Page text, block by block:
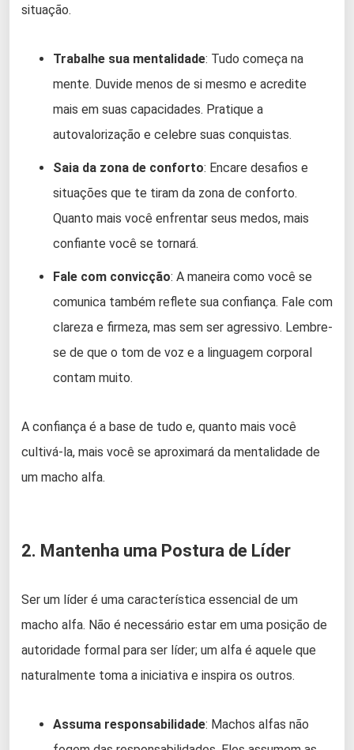
situação.
Trabalhe sua mentalidade: Tudo começa na
mente. Duvide menos de si mesmo e acredite
mais em suas capacidades. Pratique a
autovalorização e celebre suas conquistas.
Saia da zona de conforto: Encare desafios e
situações que te tiram da zona de conforto.
Quanto mais você enfrentar seus medos, mais
confiante você se tornará.
Fale com convicção: A maneira como você se
comunica também reflete sua confiança. Fale com
clareza e firmeza, mas sem ser agressivo. Lembre-
se de que o tom de voz e a linguagem corporal
contam muito.
A confiança é a base de tudo e, quanto mais você
cultivá-la, mais você se aproximará da mentalidade de
um macho alfa.
2. Mantenha uma Postura de Líder
Ser um líder é uma característica essencial de um
macho alfa. Não é necessário estar em uma posição de
autoridade formal para ser líder; um alfa é aquele que
naturalmente toma a iniciativa e inspira os outros.
Assuma responsabilidade: Machos alfas não